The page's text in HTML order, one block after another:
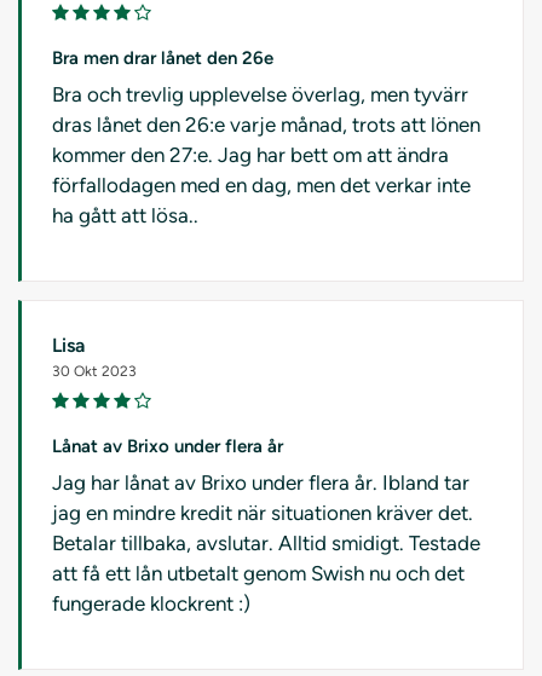
Bra men drar lånet den 26e
Bra och trevlig upplevelse överlag, men tyvärr
dras lånet den 26:e varje månad, trots att lönen
kommer den 27:e. Jag har bett om att ändra
förfallodagen med en dag, men det verkar inte
ha gått att lösa..
Lisa
30 Okt 2023
Lånat av Brixo under flera år
Jag har lånat av Brixo under flera år. Ibland tar
jag en mindre kredit när situationen kräver det.
Betalar tillbaka, avslutar. Alltid smidigt. Testade
att få ett lån utbetalt genom Swish nu och det
fungerade klockrent :)